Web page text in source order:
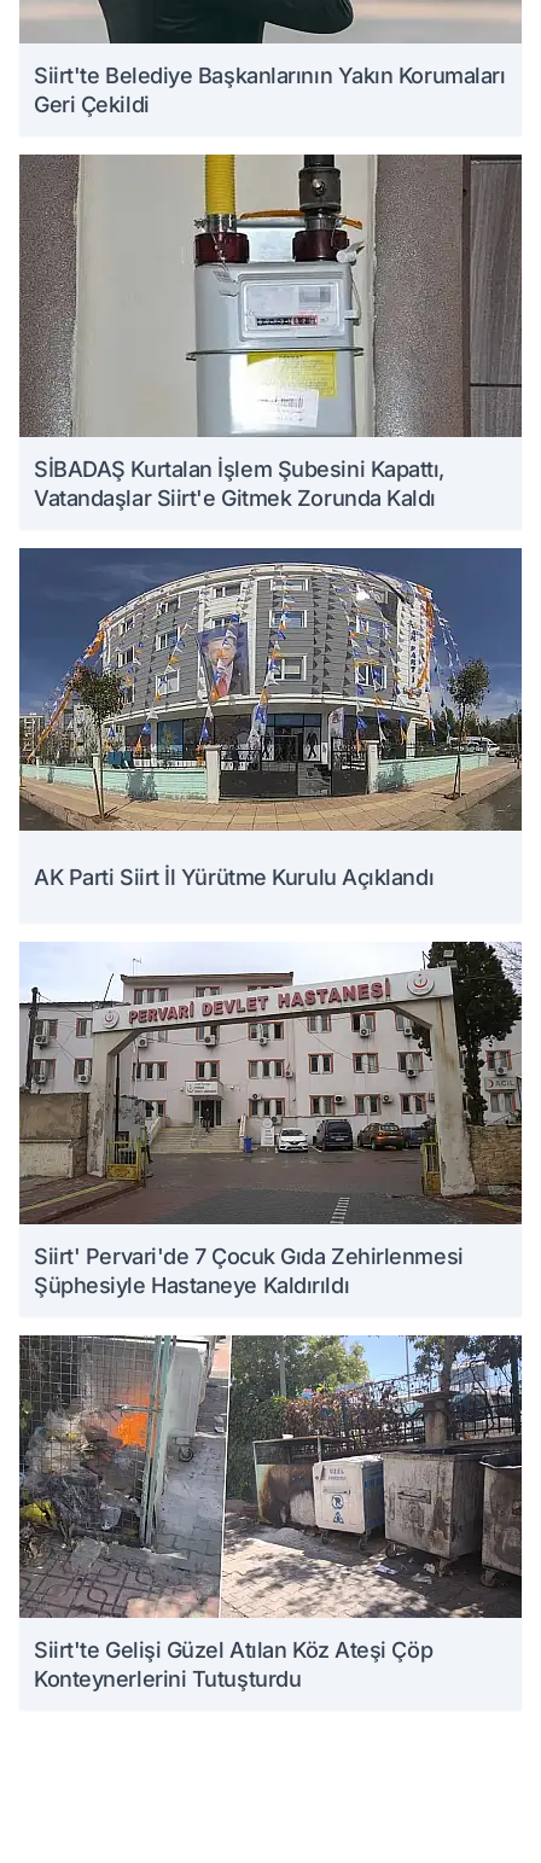
Siirt'te Belediye Başkanlarının Yakın Korumaları
Geri Çekildi
SİBADAŞ Kurtalan İşlem Şubesini Kapattı,
Vatandaşlar Siirt'e Gitmek Zorunda Kaldı
AK Parti Siirt İl Yürütme Kurulu Açıklandı
Siirt' Pervari'de 7 Çocuk Gıda Zehirlenmesi
Şüphesiyle Hastaneye Kaldırıldı
Siirt'te Gelişi Güzel Atılan Köz Ateşi Çöp
Konteynerlerini Tutuşturdu